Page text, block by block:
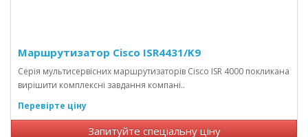
Маршрутизатор Cisco ISR4431/K9
Серія мультисервісних маршрутизаторів Cisco ISR 4000 покликана
вирішити комплексні завдання компані..
Перевірте ціну
Запитуйте спеціальну ціну